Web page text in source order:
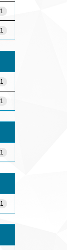
1
1
1
1
1
1